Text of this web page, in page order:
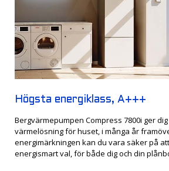
Högsta energiklass, A+++
Bergvärmepumpen Compress 7800i ger
värmelösning för huset, i många år
energimärkningen kan du vara säker på
energismart val, för både dig och din